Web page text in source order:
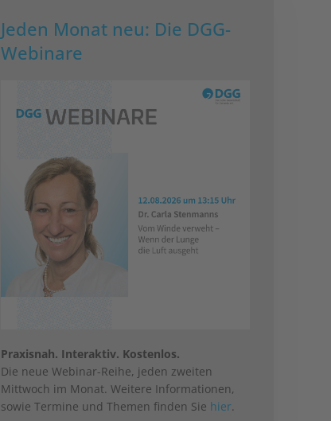
Jeden Monat neu: Die DGG-
Webinare
Praxisnah. Interaktiv. Kostenlos.
Die neue Webinar-Reihe, jeden zweiten
Mittwoch im Monat. Weitere Informationen,
sowie Termine und Themen finden Sie hier.